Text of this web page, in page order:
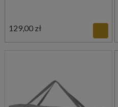
129,00 zł